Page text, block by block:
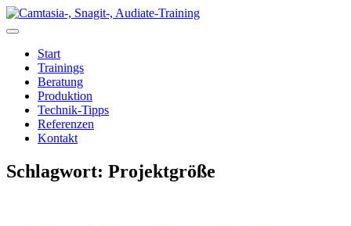
Zum
Inhalt
Start
Trainings
Beratung
Produktion
Technik-Tipps
Referenzen
Kontakt
Schlagwort: Projektgröße